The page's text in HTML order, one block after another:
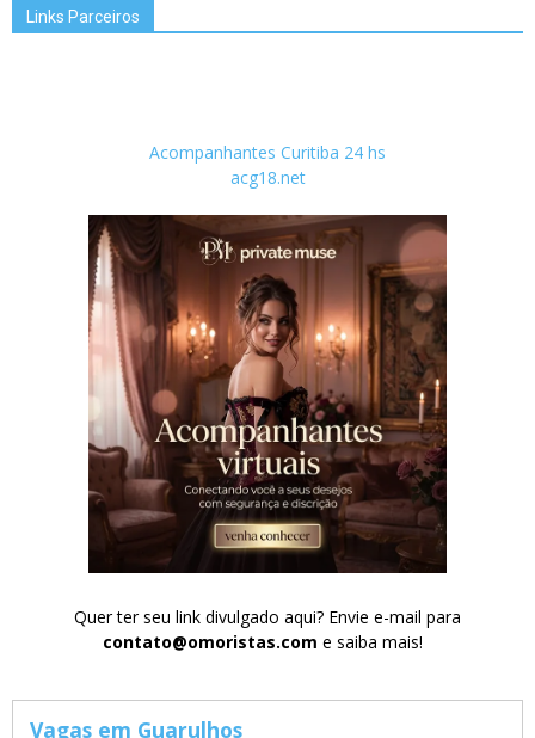
Links Parceiros
Acompanhantes Curitiba 24 hs
acg18.net
Quer ter seu link divulgado aqui? Envie e-mail para
contato@omoristas.com e saiba mais!
Vagas em Guarulhos